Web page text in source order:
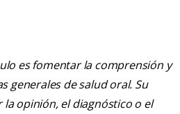
es fomentar la comprensión y
generales de salud oral. Su
opinión, el diagnóstico o el